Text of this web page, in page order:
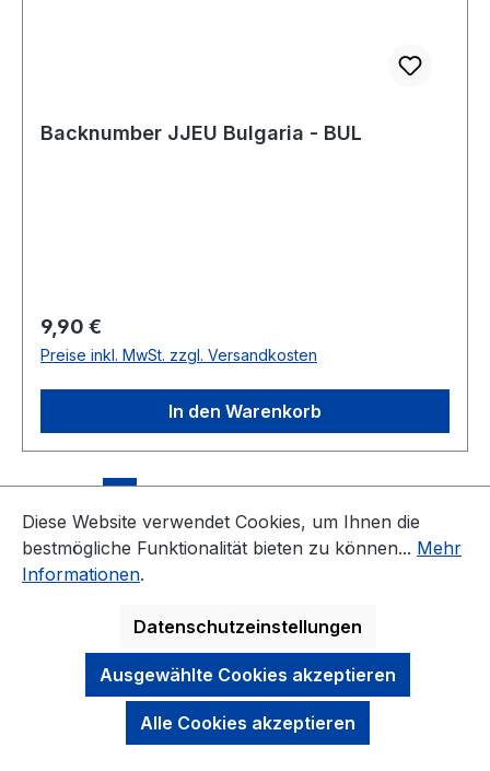
Backnumber JJEU Bulgaria - BUL
Regulärer Preis:
9,90 €
Preise inkl. MwSt. zzgl. Versandkosten
In den Warenkorb
NEWSLETTER
DARAUF KÖNNEN SIE SICH VERLASSEN
Diese Website verwendet Cookies, um Ihnen die
bestmögliche Funktionalität bieten zu können... Mehr
Informationen.
Datenschutzeinstellungen
Ausgewählte Cookies akzeptieren
Alle Cookies akzeptieren